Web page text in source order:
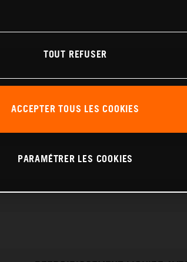
TOUT REFUSER
ACCEPTER TOUS LES COOKIES
PARAMÉTRER LES COOKIES